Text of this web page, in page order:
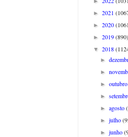
► 2021
► 2020
► 2019(890)
▼ 2018
►
►
►
►
►agosto
►julho
►junho